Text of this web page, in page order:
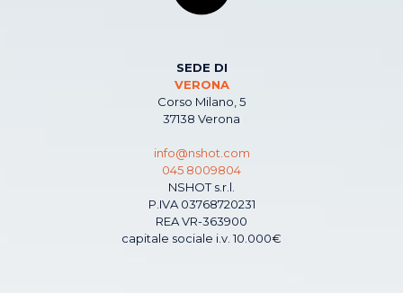
SEDE DI
VERONA
Corso Milano, 5
37138 Verona
info@nshot.com
045 8009804
NSHOT s.r.l.
P.IVA 03768720231
REA VR-363900
capitale sociale i.v. 10.000€